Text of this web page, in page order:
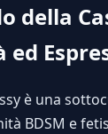
della
è una
BDSM e